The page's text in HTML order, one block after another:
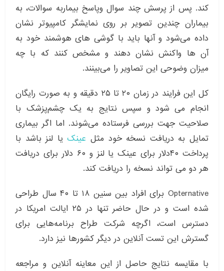
کند. پس از پرسش چند سوال وپاسخ بیماربه سوالات، به
بیماران چندین تصویر بر روی نمایشگر کامپیوتر نشان
داده می‌شود و آنها باید با گوشی های هوشمند خود به
آن ها واکنش نشان دهند و مشخص کنند که با چه
میزان وضوحی این تصاویر را می‌بینند.
کل این فرایند در زمان ۲۰ تا ۲۵ دقیقه‌ و به صورت رایگان
انجام می شود و سپس نتایج به یک چشم‌پزشک با
صلاحیت جهت بررسی فرستاده می‌شوند. اما اگر بیماری
تمایل به دریافت نسخه خود مثل عینکیا لنز باشد با
پرداخت ۴۰دلار برای عینک یا لنز و ۶۰ دلار برای دریافت
هر دو می تواند نسخه را دریافت کند.
Opternative برای افراد بین سنین ۱۸ تا ۴۰ سال طراحی
شده است و در حال حاضر تنها در ۲۵ ایالت امریکا در
دسترس است، اگرچه شرکت طراح برنامه‌هایی برای
گسترش این تست آنلاین در دیگر کشورها نیز دارد.
با مقایسه نتایج حاصل از این معاینه آنلاین و مراجعه